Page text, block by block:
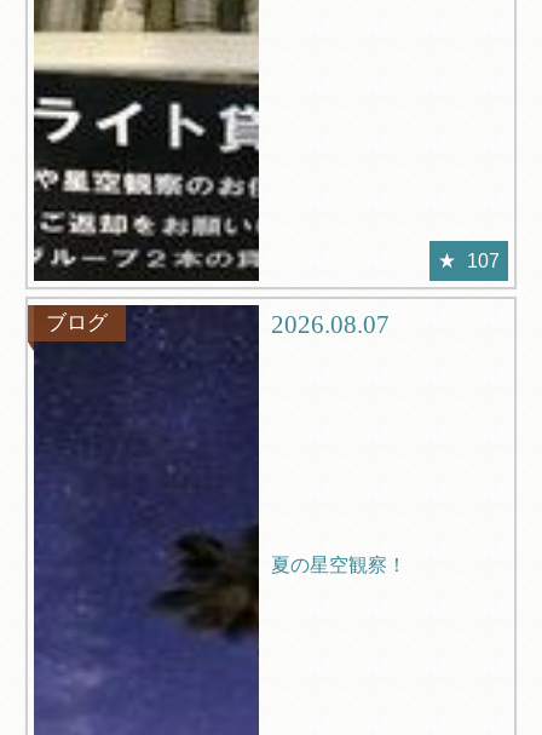
107
ブログ 2026.08.07
夏の星空観察！